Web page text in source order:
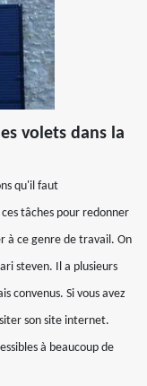
volets dans la
qu'il faut
tâches pour redonner
à ce genre de travail. On
steven. Il a plusieurs
convenus. Si vous avez
son site internet.
à beaucoup de